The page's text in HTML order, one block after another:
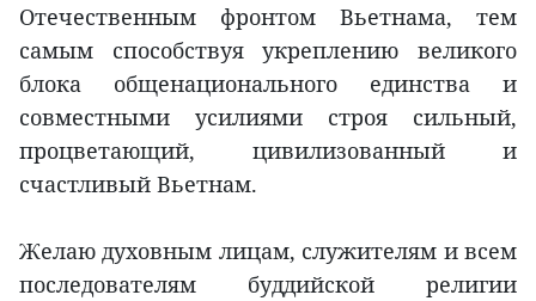
Отечественным фронтом Вьетнама, тем
самым способствуя укреплению великого
блока общенационального единства и
совместными усилиями строя сильный,
процветающий, цивилизованный и
счастливый Вьетнам.
Желаю духовным лицам, служителям и всем
последователям буддийской религии